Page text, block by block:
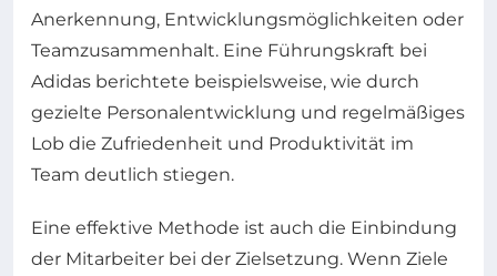
Anerkennung, Entwicklungsmöglichkeiten oder
Teamzusammenhalt. Eine Führungskraft bei
Adidas berichtete beispielsweise, wie durch
gezielte Personalentwicklung und regelmäßiges
Lob die Zufriedenheit und Produktivität im
Team deutlich stiegen.
Eine effektive Methode ist auch die Einbindung
der Mitarbeiter bei der Zielsetzung. Wenn Ziele